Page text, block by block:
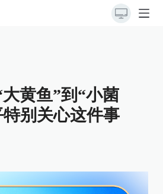
黄鱼”到“小菌
别关心这件事